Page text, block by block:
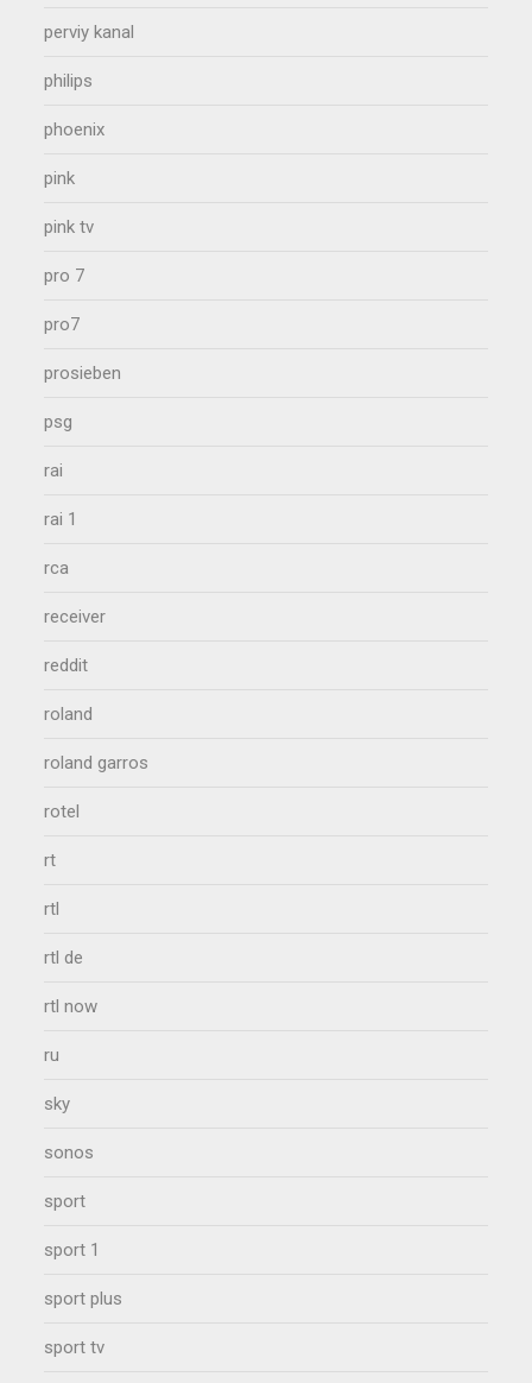
perviy kanal
philips
phoenix
pink
pink tv
pro 7
pro7
prosieben
psg
rai
rai 1
rca
receiver
reddit
roland
roland garros
rotel
rt
rtl
rtl de
rtl now
ru
sky
sonos
sport
sport 1
sport plus
sport tv